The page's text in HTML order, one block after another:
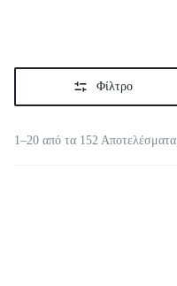
Φίλτρο
1–20 από τα 152 Αποτελέσματα